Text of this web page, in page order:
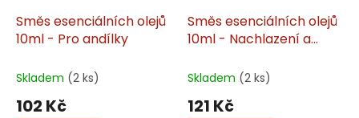
Směs esenciálních olejů
10ml - Pro andílky
Skladem (2 ks)
102 Kč
Směs esenciálních olejů
10ml - Nachlazení a
Skladem (2 ks)
121 Kč